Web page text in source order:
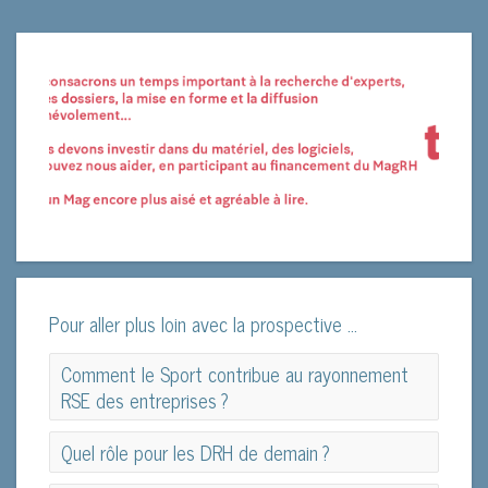
Pour aller plus loin avec la prospective ...
Comment le Sport contribue au rayonnement
RSE des entreprises ?
Comment le Sport contribue au rayonnement
RSE des entreprises ?
Quel rôle pour les DRH de demain ?